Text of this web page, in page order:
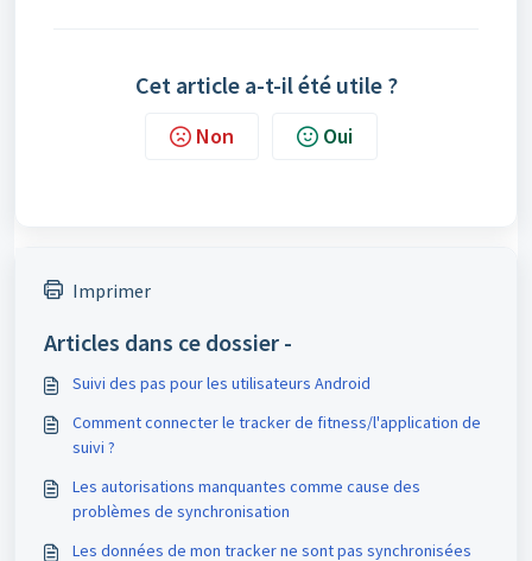
Cet article a-t-il été utile ?
Non Oui
Imprimer
Articles dans ce dossier -
Suivi des pas pour les utilisateurs Android
Comment connecter le tracker de fitness/l'application de
suivi ?
Les autorisations manquantes comme cause des
problèmes de synchronisation
Les données de mon tracker ne sont pas synchronisées